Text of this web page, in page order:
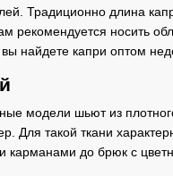
Традиционно длина
носить
найдете капри оптом
модели шьют из
Для такой ткани
до брюк с